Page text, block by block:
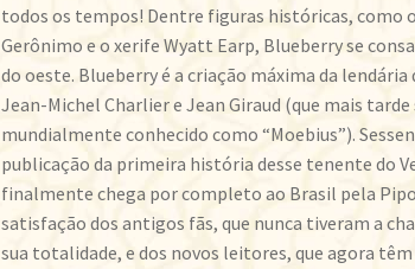
todos os tempos! Dentre figuras históricas, como
Gerônimo e o xerife Wyatt Earp, Blueberry se
do oeste. Blueberry é a criação máxima da
Jean-Michel Charlier e Jean Giraud (que mais
mundialmente conhecido como “Moebius”).
publicação da primeira história desse tenente do
finalmente chega por completo ao Brasil pela
satisfação dos antigos fãs, que nunca tiveram a
sua totalidade, e dos novos leitores, que agora